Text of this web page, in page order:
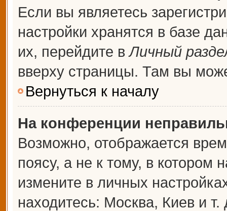
Если вы являетесь
настройки хранятся в базе
их, перейдите вЛичный
вверху страницы. Там вы
Вернуться к началу
На конференции
Возможно, отображается
поясу, а не к тому, в котором
измените в личных
находитесь: Москва, Киев и